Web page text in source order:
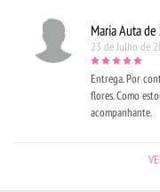
Maria Auta de
23 de Julho de
Entrega. Por
flores. Como
acompanhante.